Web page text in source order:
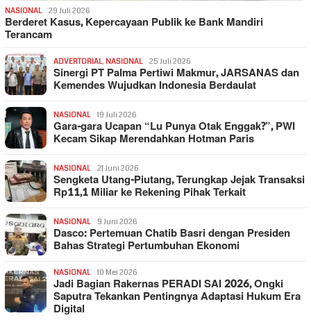
NASIONAL 29 Juli 2026
Berderet Kasus, Kepercayaan Publik ke Bank Mandiri
Terancam
ADVERTORIAL, NASIONAL 25 Juli 2026
Sinergi PT Palma Pertiwi Makmur, JARSANAS dan
Kemendes Wujudkan Indonesia Berdaulat
NASIONAL 19 Juli 2026
Gara-gara Ucapan “Lu Punya Otak Enggak?”, PWI
Kecam Sikap Merendahkan Hotman Paris
NASIONAL 21 Juni 2026
Sengketa Utang-Piutang, Terungkap Jejak Transaksi
Rp11,1 Miliar ke Rekening Pihak Terkait
NASIONAL 9 Juni 2026
Dasco: Pertemuan Chatib Basri dengan Presiden
Bahas Strategi Pertumbuhan Ekonomi
NASIONAL 10 Mei 2026
Jadi Bagian Rakernas PERADI SAI 2026, Ongki
Saputra Tekankan Pentingnya Adaptasi Hukum Era
Digital